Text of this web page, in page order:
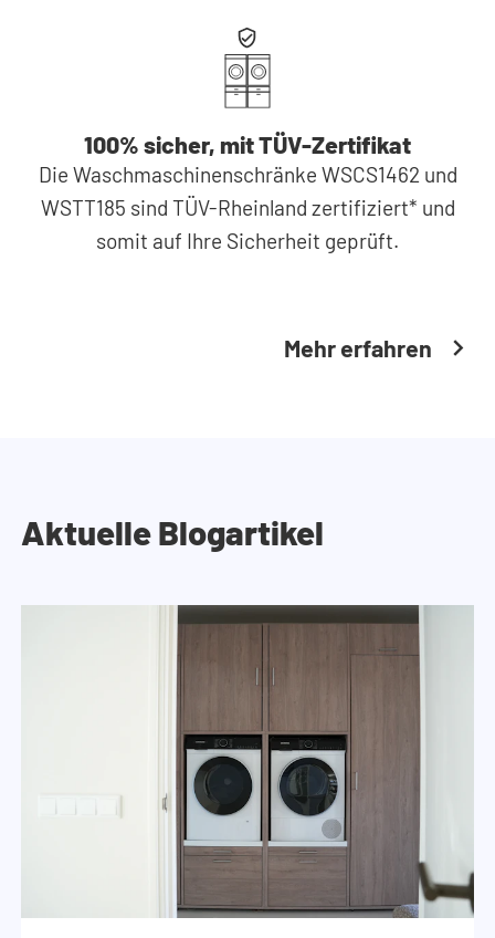
100% sicher, mit TÜV-Zertifikat
Die Waschmaschinenschränke WSCS1462 und
WSTT185 sind TÜV-Rheinland zertifiziert* und
somit auf Ihre Sicherheit geprüft.
Mehr erfahren
Aktuelle Blogartikel